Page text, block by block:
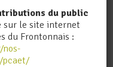
des déchets
la
du
à
du public
sur le site internet
du Frontonnais :
pcaet/